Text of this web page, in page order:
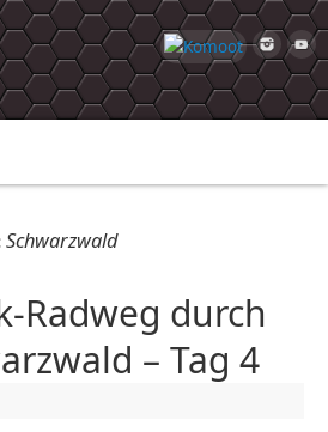
Schwarzwald
Radweg durch
– Tag 4